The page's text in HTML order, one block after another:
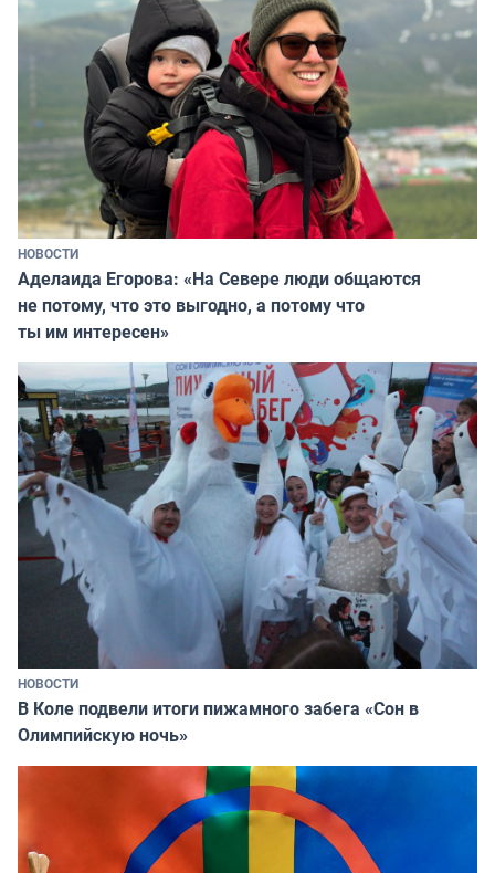
НОВОСТИ
Аделаида Егорова: «На Севере люди общаются
не потому, что это выгодно, а потому что
ты им интересен»
НОВОСТИ
В Коле подвели итоги пижамного забега «Сон в
Олимпийскую ночь»